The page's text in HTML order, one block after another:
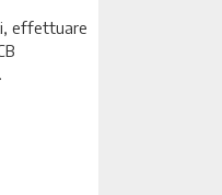
effettuare